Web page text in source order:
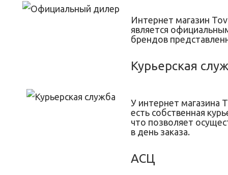
Интернет магазин
является
брендов
Курьерская
У интернет магазина
есть собственная
что позволяет
в день заказа.
АСЦ